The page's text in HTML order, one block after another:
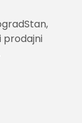
prodajni